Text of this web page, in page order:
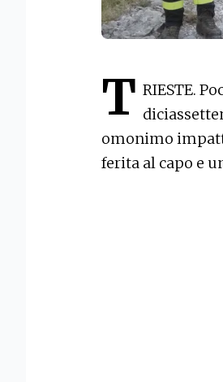
T RIESTE.
omonimo
ferita al capo e